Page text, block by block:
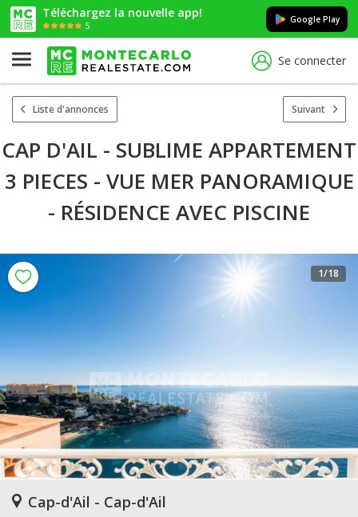
Téléchargez la nouvelle app!
5
Google Play
Se connecter
Liste d'annonces Suivant
CAP D'AIL - SUBLIME APPARTEMENT
3 PIECES - VUE MER PANORAMIQUE
- RÉSIDENCE AVEC PISCINE
1/18
Cap-d'Ail - Cap-d'Ail